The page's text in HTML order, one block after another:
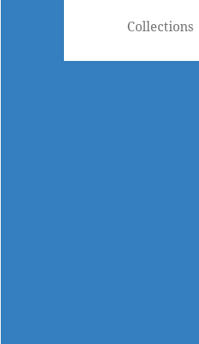
Collections